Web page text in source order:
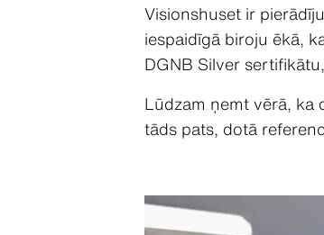
Visionshuset ir
iespaidīgā biroju ēkā,
DGNB Silver
Lūdzam ņemt vērā, ka
tāds pats, dotā